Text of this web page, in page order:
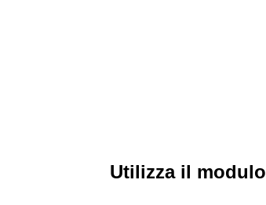
Utilizza il modulo